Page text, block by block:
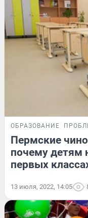
ОБРАЗОВАНИЕ
Пермские
почему детям
первых
13 июля, 2022, 14:05